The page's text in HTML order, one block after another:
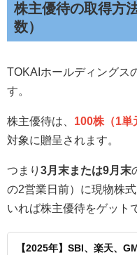
株主優待の取得方
数）
TOKAIホールディングス
す。
株主優待は、 100株（1単
対象に贈呈されます。
つまり 3月末または9月末
の2営業日前）に現物株
いれば株主優待をゲット
【2025年】SBI、楽天、